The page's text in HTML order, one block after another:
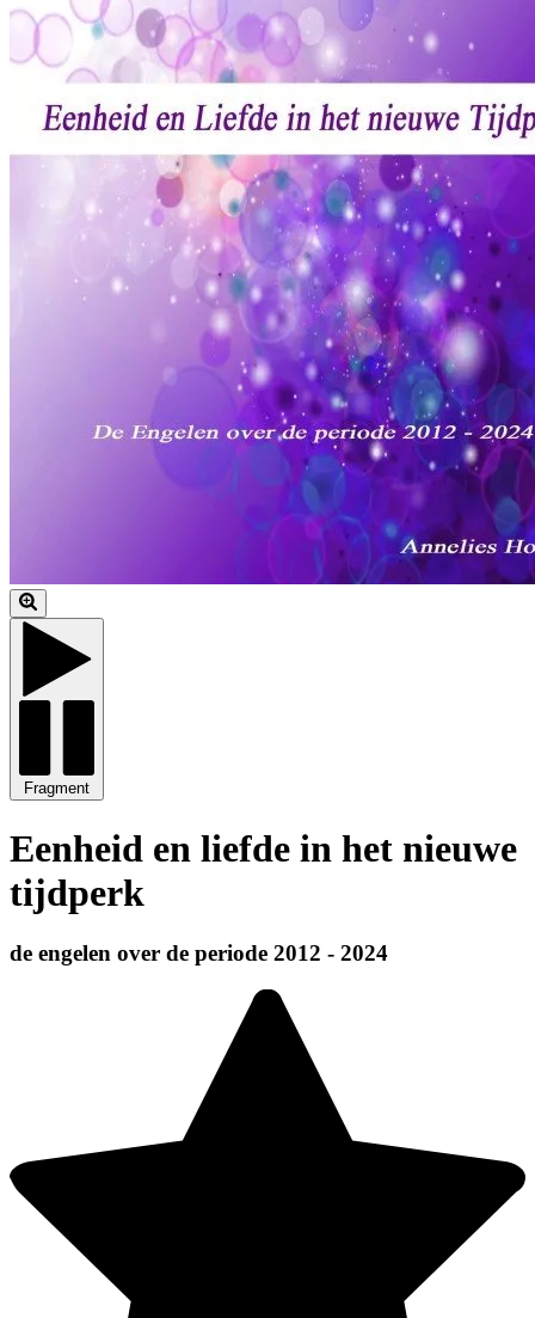
Fragment
Eenheid en liefde in het nieuwe
tijdperk
de engelen over de periode 2012 - 2024